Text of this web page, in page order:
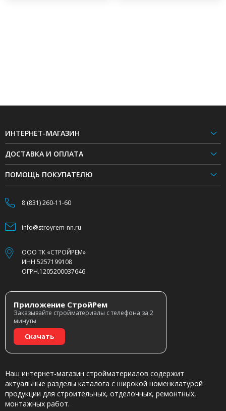
ИНТЕРНЕТ-МАГАЗИН
ДОСТАВКА И ОПЛАТА
ПОМОЩЬ ПОКУПАТЕЛЮ
8 (831) 260-11-60
info@stroyrem-nn.ru
ООО ТК «СТРОЙРЕМ»
ИНН.5257199108
ОГРН.1205200037646
Приложение СтройРем
Заказывайте стройматериалы с телефона за 2
минуты
Скачать
Наш интернет-магазин стройматериалов содержит
актуальные разделы каталога с широкой номенклатурой
продукции для строительных, отделочных, ремонтных,
монтажных работ.